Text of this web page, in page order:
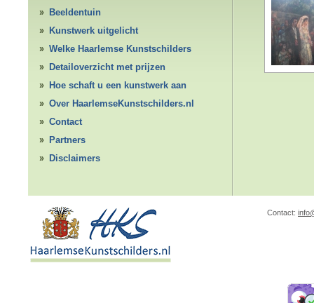
Beeldentuin
Kunstwerk uitgelicht
Welke Haarlemse Kunstschilders
Detailoverzicht met prijzen
Hoe schaft u een kunstwerk aan
Over HaarlemseKunstschilders.nl
Contact
Partners
Disclaimers
Contact: